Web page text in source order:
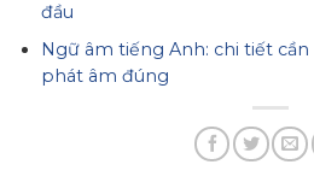
đầu
Ngữ âm tiếng Anh: chi tiết
phát âm đúng